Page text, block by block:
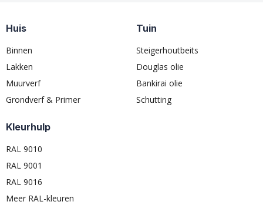
Huis
Binnen
Lakken
Muurverf
Grondverf & Primer
Tuin
Steigerhoutbeits
Douglas olie
Bankirai olie
Schutting
Kleurhulp
RAL 9010
RAL 9001
RAL 9016
Meer RAL-kleuren